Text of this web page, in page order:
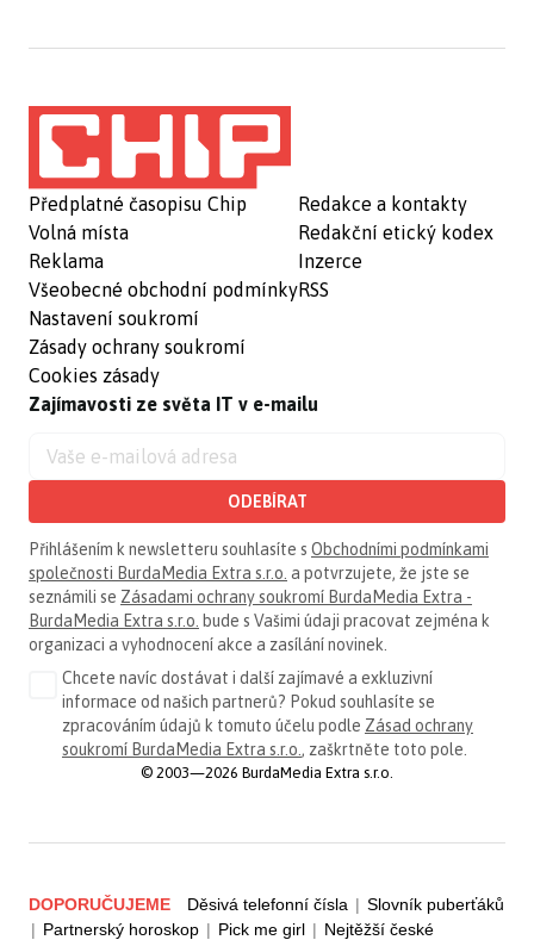
Předplatné časopisu Chip
Volná místa
Reklama
Všeobecné obchodní podmínky
Nastavení soukromí
Zásady ochrany soukromí
Cookies zásady
Redakce a kontakty
Redakční etický kodex
Inzerce
RSS
Zajímavosti ze světa IT v e-mailu
ODEBÍRAT
Přihlášením k newsletteru souhlasíte s Obchodními podmínkami
společnosti BurdaMedia Extra s.r.o. a potvrzujete, že jste se
seznámili se Zásadami ochrany soukromí BurdaMedia Extra -
BurdaMedia Extra s.r.o. bude s Vašimi údaji pracovat zejména k
organizaci a vyhodnocení akce a zasílání novinek.
Chcete navíc dostávat i další zajímavé a exkluzivní
informace od našich partnerů? Pokud souhlasíte se
zpracováním údajů k tomuto účelu podle Zásad ochrany
soukromí BurdaMedia Extra s.r.o. , zaškrtněte toto pole.
© 2003—2026 BurdaMedia Extra s.r.o.
DOPORUČUJEME Děsivá telefonní čísla | Slovník puberťáků
| Partnerský horoskop | Pick me girl | Nejtěžší české